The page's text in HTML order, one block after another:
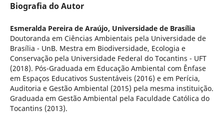
Biografia do Autor
Esmeralda Pereira de Araújo, Universidade de Brasília
Doutoranda em Ciências Ambientais pela Universidade de
Brasília - UnB. Mestra em Biodiversidade, Ecologia e
Conservação pela Universidade Federal do Tocantins - UFT
(2018). Pós-Graduada em Educação Ambiental com Ênfase
em Espaços Educativos Sustentáveis (2016) e em Perícia,
Auditoria e Gestão Ambiental (2015) pela mesma instituição.
Graduada em Gestão Ambiental pela Faculdade Católica do
Tocantins (2013).